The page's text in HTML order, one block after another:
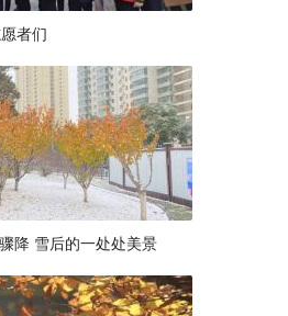
者们
降 雪后的一处处美景